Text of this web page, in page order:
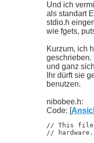
Und ich
als standart
stdio.h
wie fgets,
Kurzum, ich
geschrieben.
und ganz
Ihr dürft sie
benutzen.
nibobee.h:
Code: [
// This file
// hardware.